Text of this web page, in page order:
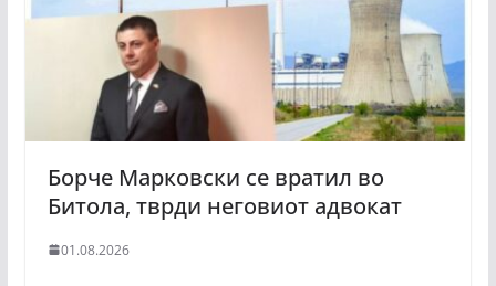
Борче Марковски се вратил во
Битола, тврди неговиот адвокат
01.08.2026